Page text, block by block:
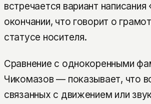
встречается вариант
окончании, что говорит о
статусе носителя.
Сравнение с однокоренными
Чикомазов — показывает, что
связанных с движением или